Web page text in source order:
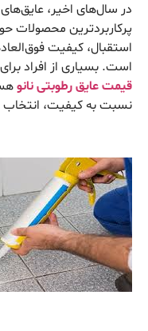
در سال‌های اخیر،
پرکاربردترین محصولات
استقبال، کیفیت
است. بسیاری از افراد
قیمت عایق رطوبتی نانو
نسبت به کیفیت، انتخاب